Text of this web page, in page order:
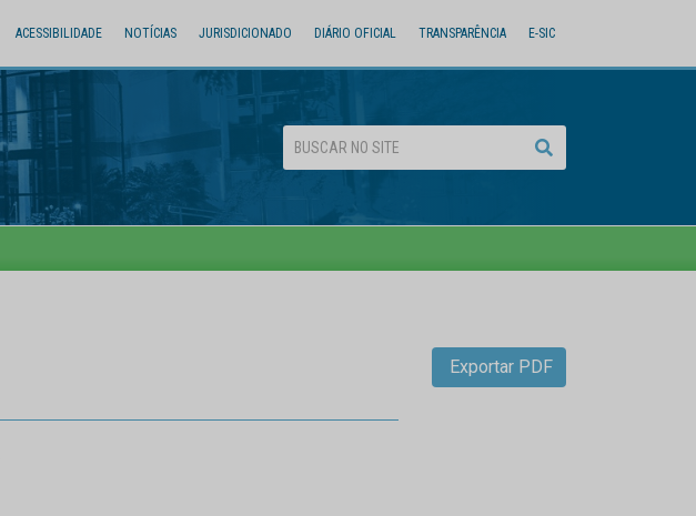
ACESSIBILIDADE NOTÍCIAS JURISDICIONADO DIÁRIO OFICIAL TRANSPARÊNCIA E-SIC
Exportar PDF